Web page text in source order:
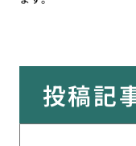
投稿記